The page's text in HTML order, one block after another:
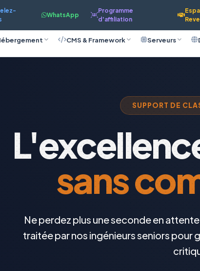
WhatsApp
Programme
d'affiliation
CMS & Framework Serveurs
SUPPORT DE
sans
Ne perdez plus une seconde en
traitée par nos ingénieurs seniors pour